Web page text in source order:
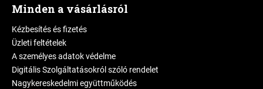
Minden a vásárlásról
Kézbesítés és fizetés
Üzleti feltételek
A személyes adatok védelme
Digitális Szolgáltatásokról szóló rendelet
Nagykereskedelmi együttműködés